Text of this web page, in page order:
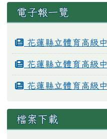
電子報一覽
花蓮縣立體育高級
花蓮縣立體育高級
花蓮縣立體育高級
檔案下載